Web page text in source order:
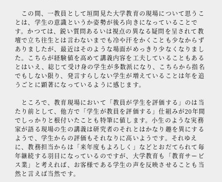
メールマガジン登録
ニュース
Twitter
Facebook
この間、一教員として垣間見た大学教育の現場について思うこ
とは、学生の意識というか姿勢が後ろ向きになっていることで
す。かつては、鋭い質問あるいは視点の異なる疑問を呈されて教
壇で立ち往生とは言わないまでも冷や汗をかくことも少なからず
ありましたが、最近はそのような場面がめっきり少なくなりまし
た。こちらが経験値を高めて講義内容を工夫していることもある
とはいえ、総じて受け身の学生が多数派になり、こちらから指名
でもしない限り、発言すらしない学生が増えていることは年を追
うごとに顕著になっているように感じます。
ところで、教育現場において「教員が学生を評価する」のは当
たり前として、他方で「学生が教員を評価する」仕組みが20年間
でしっかりと根付いたことも特筆に値します。小生のような実務
家が語る現場の生の講義は研究者のそれとはかなり趣を異にする
ようで、学生からの評価もそれなりに高いようです。それゆえ
に、教務担当からは「来年度もよろしく」などとおだてられて毎
年継続する羽目になっているのですが、大学教育も「教育サービ
ス業」と考えれば、お客様である学生の声を反映させることも当
然と言えば当然です。